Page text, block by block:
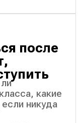
после
какие
никуда